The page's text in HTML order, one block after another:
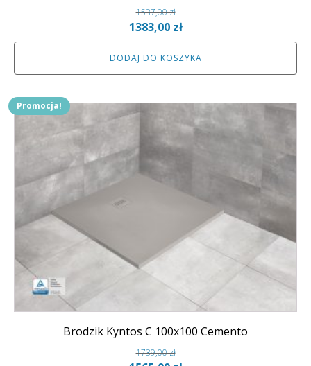
1537,00zł
Pierwotna
cena
wynosiła:
1537,00 zł.
1383,00 złAktualna
cena
wynosi:
1383,00 zł.
DODAJ DO KOSZYKA
Promocja!
Brodzik Kyntos C 100x100 Cemento
1739,00zł